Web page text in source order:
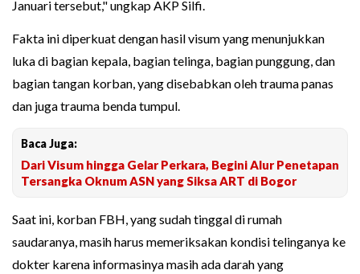
Januari tersebut," ungkap AKP Silfi.
Fakta ini diperkuat dengan hasil visum yang menunjukkan
luka di bagian kepala, bagian telinga, bagian punggung, dan
bagian tangan korban, yang disebabkan oleh trauma panas
dan juga trauma benda tumpul.
Baca Juga:
Dari Visum hingga Gelar Perkara, Begini Alur Penetapan
Tersangka Oknum ASN yang Siksa ART di Bogor
Saat ini, korban FBH, yang sudah tinggal di rumah
saudaranya, masih harus memeriksakan kondisi telinganya ke
dokter karena informasinya masih ada darah yang